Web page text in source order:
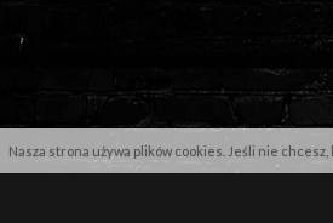
Nasza strona używa plików cookies. Jeśli nie